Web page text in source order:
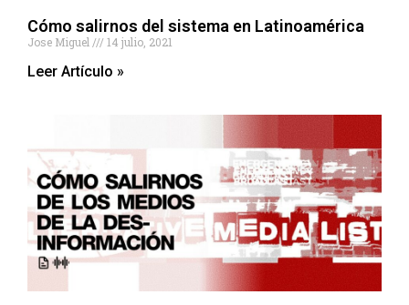
Cómo salirnos del sistema en Latinoamérica
Jose Miguel 14 julio, 2021
Leer Artículo »